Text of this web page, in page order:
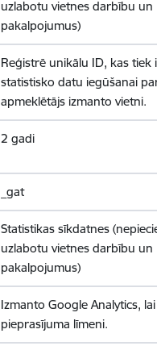
uzlabotu vietnes darbību un
pakalpojumus)
Reģistrē unikālu ID, kas tiek
statistisko datu iegūšanai
apmeklētājs izmanto vietni.
2 gadi
_gat
Statistikas sīkdatnes
uzlabotu vietnes darbību un
pakalpojumus)
Izmanto Google Analytics,
pieprasījuma līmeni.